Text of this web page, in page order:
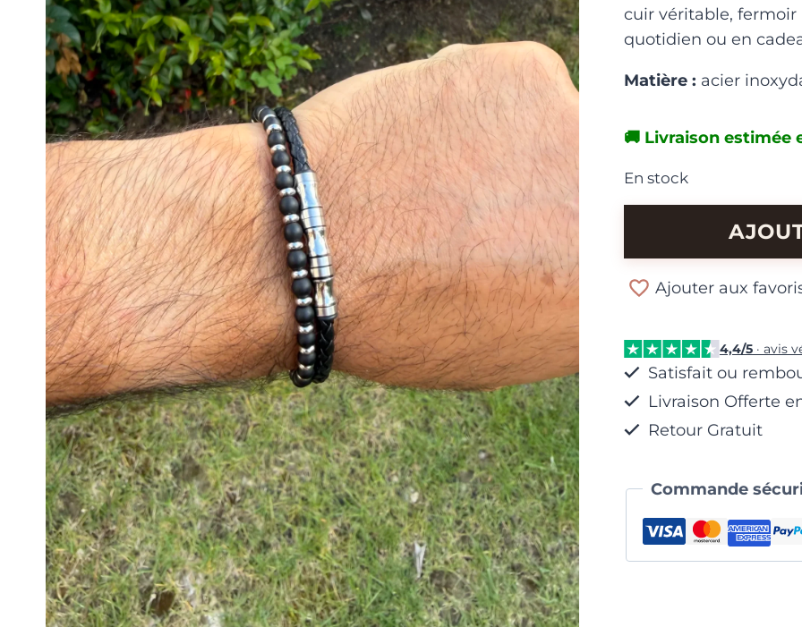
cuir véritable,
quotidien ou en
Matière : acier
🚚 Livraison estimée
En stock
Cuir
Noir
&
Perles
Ajouter aux
4,4/5· avis
Satisfait ou
Livraison Offerte
Retour Gratuit
Commande